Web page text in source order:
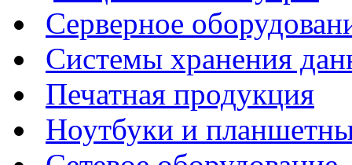
Серверное
Системы хранения
Печатная продукция
Ноутбуки и